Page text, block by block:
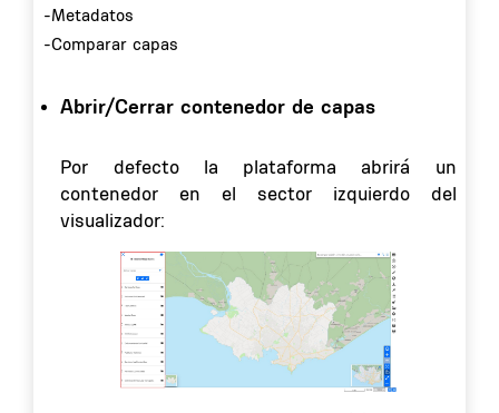
-Metadatos
-Comparar capas
Abrir/Cerrar contenedor de capas
Por defecto la plataforma abrirá un
contenedor en el sector izquierdo del
visualizador: